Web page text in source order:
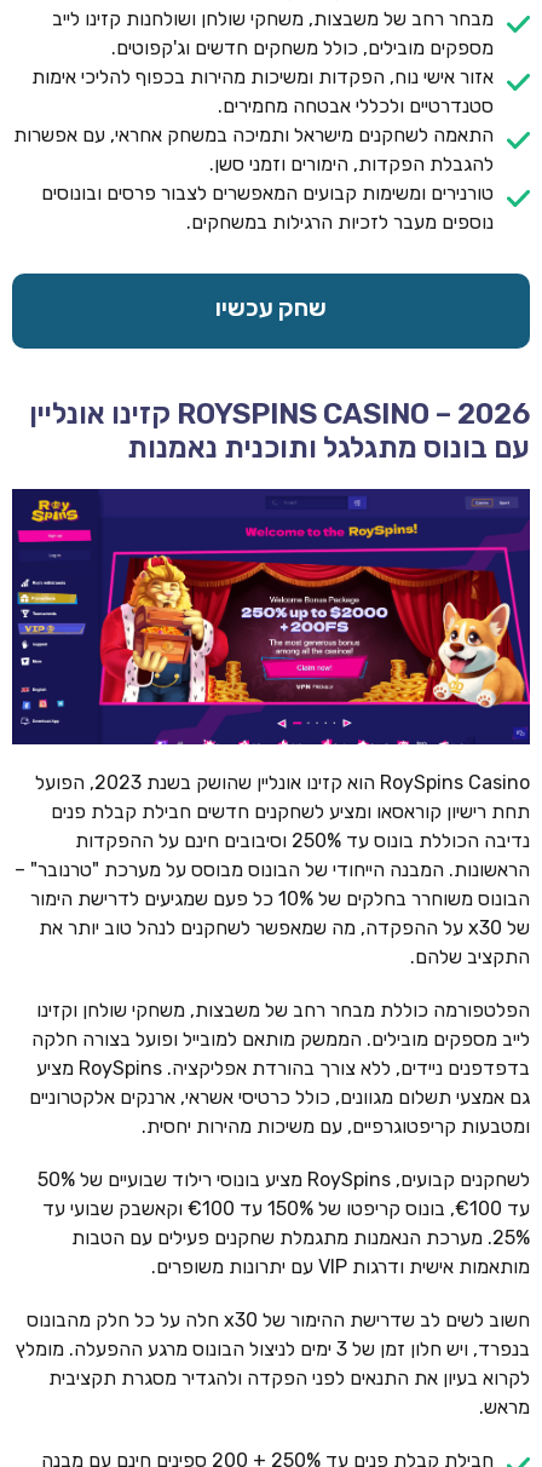
מבחר רחב של משבצות, משחקי שולחן ושולחנות קזינו לייב
מספקים מובילים, כולל משחקים חדשים וג'קפוטים.
אזור אישי נוח, הפקדות ומשיכות מהירות בכפוף להליכי אימות
סטנדרטיים ולכללי אבטחה מחמירים.
התאמה לשחקנים מישראל ותמיכה במשחק אחראי, עם אפשרות
להגבלת הפקדות, הימורים וזמני סשן.
טורנירים ומשימות קבועים המאפשרים לצבור פרסים ובונוסים
נוספים מעבר לזכיות הרגילות במשחקים.
שחק עכשיו
ROYSPINS CASINO – 2026 קזינו אונליין
עם בונוס מתגלגל ותוכנית נאמנות
RoySpins Casino הוא קזינו אונליין שהושק בשנת 2023, הפועל
תחת רישיון קוראסאו ומציע לשחקנים חדשים חבילת קבלת פנים
נדיבה הכוללת בונוס עד 250% וסיבובים חינם על ההפקדות
הראשונות. המבנה הייחודי של הבונוס מבוסס על מערכת "טרנובר" –
הבונוס משוחרר בחלקים של 10% כל פעם שמגיעים לדרישת הימור
של x30 על ההפקדה, מה שמאפשר לשחקנים לנהל טוב יותר את
התקציב שלהם.
הפלטפורמה כוללת מבחר רחב של משבצות, משחקי שולחן וקזינו
לייב מספקים מובילים. הממשק מותאם למובייל ופועל בצורה חלקה
בדפדפנים ניידים, ללא צורך בהורדת אפליקציה. RoySpins מציע
גם אמצעי תשלום מגוונים, כולל כרטיסי אשראי, ארנקים אלקטרוניים
ומטבעות קריפטוגרפיים, עם משיכות מהירות יחסית.
לשחקנים קבועים, RoySpins מציע בונוסי רילוד שבועיים של 50%
עד €100, בונוס קריפטו של 150% עד €100 וקאשבק שבועי עד
25%. מערכת הנאמנות מתגמלת שחקנים פעילים עם הטבות
מותאמות אישית ודרגות VIP עם יתרונות משופרים.
חשוב לשים לב שדרישת ההימור של x30 חלה על כל חלק מהבונוס
בנפרד, ויש חלון זמן של 3 ימים לניצול הבונוס מרגע ההפעלה. מומלץ
לקרוא בעיון את התנאים לפני הפקדה ולהגדיר מסגרת תקציבית
מראש.
חבילת קבלת פנים עד 250% + 200 ספינים חינם עם מבנה